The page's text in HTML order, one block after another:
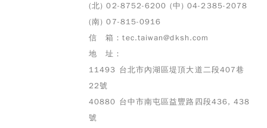
(北) 02-8752-6200 (中) 04-2385-2078
(南) 07-815-0916
信 箱：tec.taiwan@dksh.com
地 址：
11493 台北市內湖區堤頂大道二段407巷
22號
40880 台中市南屯區益豐路四段436, 438
號